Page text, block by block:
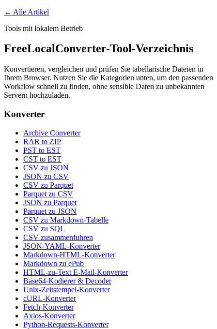
← Alle Artikel
Tools mit lokalem Betrieb
FreeLocalConverter-Tool-Verzeichnis
Konvertieren, vergleichen und prüfen Sie tabellarische Dateien in
Ihrem Browser. Nutzen Sie die Kategorien unten, um den passenden
Workflow schnell zu finden, ohne sensible Daten zu unbekannten
Servern hochzuladen.
Konverter
Archive Converter
RAR to ZIP
PST to EST
CST to EST
CSV zu JSON
JSON zu CSV
CSV zu Parquet
Parquet zu CSV
JSON zu Parquet
Parquet zu JSON
CSV zu Markdown-Tabelle
CSV zu SQL
CSV zusammenfuhren
JSON-YAML-Konverter
Markdown-HTML-Konverter
Markdown zu ePub
HTML-zu-Text E-Mail-Konverter
Base64-Kodierer & Decoder
Unix-Zeitstempel-Konverter
cURL-Konverter
Fetch-Konverter
Axios-Konverter
Python-Requests-Konverter